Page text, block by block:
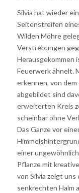
Silvia hat wieder
Seitenstreifen
Wilden Möhre
Verstrebungen
Herausgekommen
Feuerwerk ähnelt.
erkennen, von
abgebildet sind
erweiterten Kreis
scheinbar ohne
Das Ganze vor
einer
Pflanze mit
von Silvia zeigt uns
senkrechten Halm